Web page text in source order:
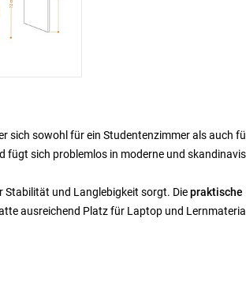
sich sowohl für ein Studentenzimmer als auch
fügt sich problemlos in moderne und
Stabilität und Langlebigkeit sorgt. Diepraktische
ausreichend Platz für Laptop und